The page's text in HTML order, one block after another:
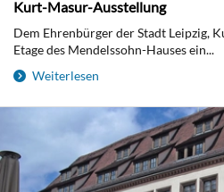
Kurt-Masur-Ausstellung
Dem Ehrenbürger der Stadt Leipzig,
Etage des Mendelssohn-Hauses ein...
Weiterlesen